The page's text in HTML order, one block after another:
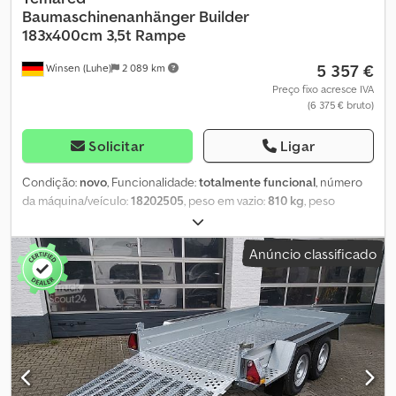
Winsen (Luhe) 2 089 km
Baumaschinenanhänger Builder
183x400cm 3,5t Rampe
5 357 €
Preço fixo acresce IVA
(6 375 € bruto)
Solicitar Ligar
Condição: novo, Funcionalidade:totalmente funcional, número
da máquina/veículo:18202505, peso em vazio:810 kg, peso
, peso total:
eixo:2 eixos, comprimento do espaço de carga:4 000 mm, largura
do espaço de carga:1 830 mm, altura do espaço de carga:250
mm, suspensão:outro, Ano de fabrico:2026 , Informações do
produto "Reboque para máquinas de construção Temared
Builder 183x400cm 3,5t | Rampa" Dimensões de carga aprox. 1830 x
4000 mm Dimensões externas aprox. 2430 x 6070 mm Peso bruto
admissível: 3500 kg Carga útil: aprox. 2690 kg (a carga útil varia
conforme equipamento adicional) Fabricante: Temared Chodpfx
Apethh U Dsbja Características - Reboque para máquinas de
Anúncio classificado